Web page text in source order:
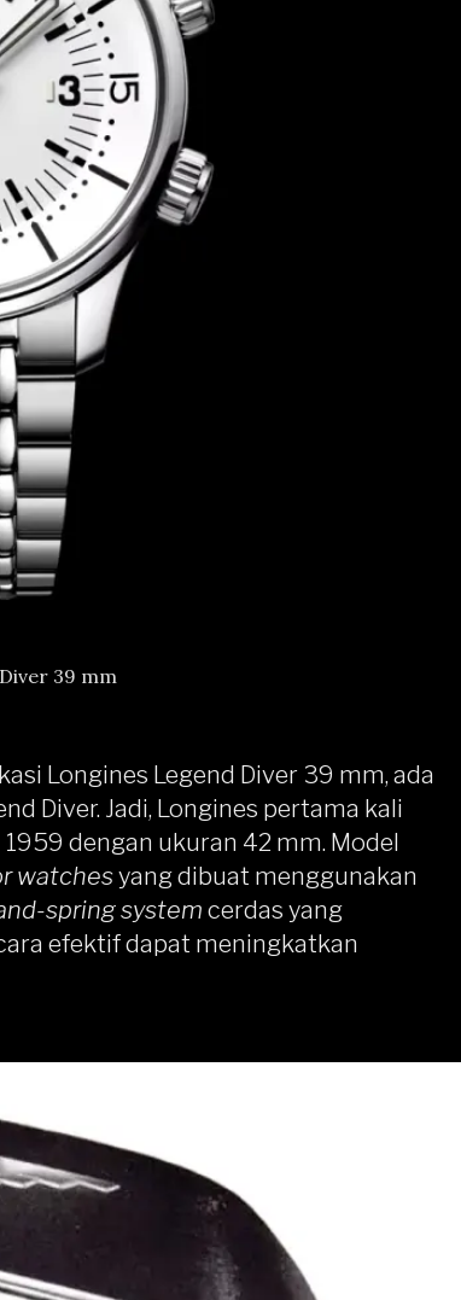
39 mm
Longines Legend Diver 39 mm, ada
Diver. Jadi, Longines pertama kali
dengan ukuran 42 mm. Model
watchesyang dibuat menggunakan
spring system cerdas yang
efektif dapat meningkatkan